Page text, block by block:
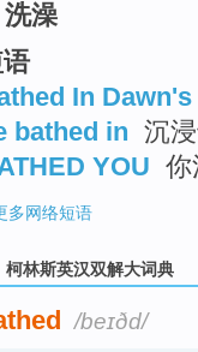
洗澡
In
bathed in 沉
YOU 你
多网络短语
柯林斯英汉双解大词典
/beɪðd/